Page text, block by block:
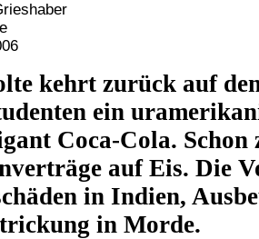
kehrt zurück auf
ein
Coca-Cola. Schon
auf Eis. Die
in Indien,
in Morde.